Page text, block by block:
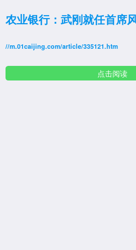
农业银行：武刚就任首席
//m.01caijing.com/article/335121.htm
点击阅读